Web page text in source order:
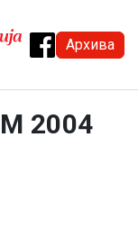
Архива
2004